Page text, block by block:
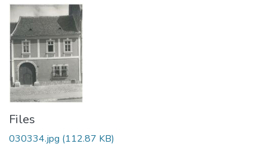
About us
Files
030334.jpg (112.87 KB)